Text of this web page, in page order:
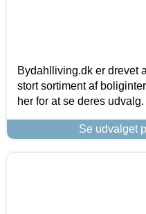
Bydahlliving.dk er drevet
stort sortiment af
her for at se deres udvalg.
Se udvalget